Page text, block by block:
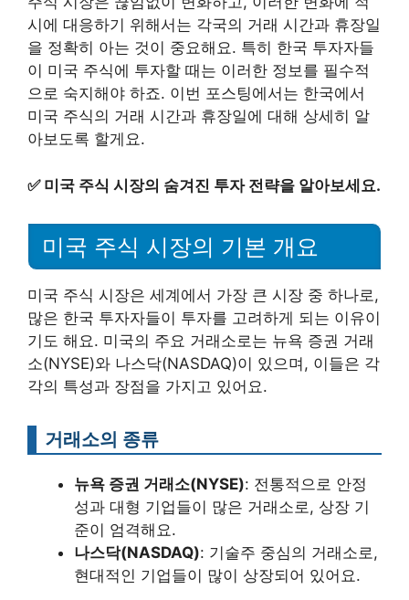
시에 대응하기 위해서는 각국의 거래 시간과 휴장일
을 정확히 아는 것이 중요해요. 특히 한국 투자자들
이 미국 주식에 투자할 때는 이러한 정보를 필수적
으로 숙지해야 하죠. 이번 포스팅에서는 한국에서
미국 주식의 거래 시간과 휴장일에 대해 상세히 알
아보도록 할게요.
✅ 미국 주식 시장의 숨겨진 투자 전략을 알아보세요.
미국 주식 시장의 기본 개요
미국 주식 시장은 세계에서 가장 큰 시장 중 하나로,
많은 한국 투자자들이 투자를 고려하게 되는 이유이
기도 해요. 미국의 주요 거래소로는 뉴욕 증권 거래
소(NYSE)와 나스닥(NASDAQ)이 있으며, 이들은 각
각의 특성과 장점을 가지고 있어요.
거래소의 종류
뉴욕 증권 거래소(NYSE): 전통적으로 안정
성과 대형 기업들이 많은 거래소로, 상장 기
준이 엄격해요.
나스닥(NASDAQ): 기술주 중심의 거래소로,
현대적인 기업들이 많이 상장되어 있어요.